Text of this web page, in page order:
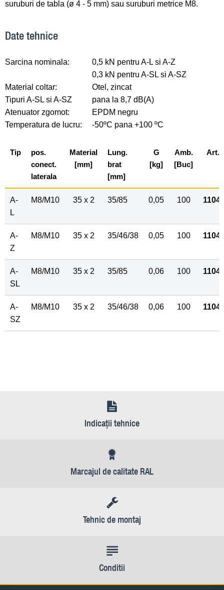
suruburi de tabla (ø 4 - 5 mm) sau suruburi metrice M8.
Date tehnice
Sarcina nominala:
0,5 kN pentru A-L si A-Z
0,3 kN pentru A-SL si A-SZ
Material coltar:
Otel, zincat
Tipuri A-SL si A-SZ
pana la 8,7 dB(A)
Atenuator zgomot:
EPDM negru
Temperatura de lucru:
-50ºC pana +100 ºC
Tip
pos.
conect.
laterala
Material
[mm]
Lung.
brat
[mm]
G
[kg]
Amb.
[Buc]
A-
L
M8/M10 35 x 2 35/85 0,05 100
A-
Z
M8/M10 35 x 2 35/46/38 0,05 100
A-
SL
M8/M10 35 x 2 35/85 0,06 100
A-
SZ
M8/M10 35 x 2 35/46/38 0,06 100
Indicaţii tehnice
Marcajul de calitate RAL
Tehnic de montaj
Conditii